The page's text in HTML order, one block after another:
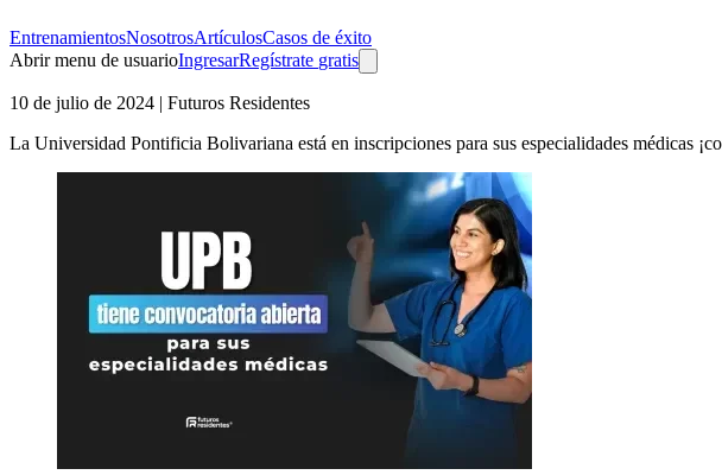
EntrenamientosNosotrosArtículosCasos de éxito
Abrir menu de usuarioIngresarRegístrate gratis
10 de julio de 2024 | Futuros Residentes
La Universidad Pontificia Bolivariana está en inscripciones para sus especialidades médicas